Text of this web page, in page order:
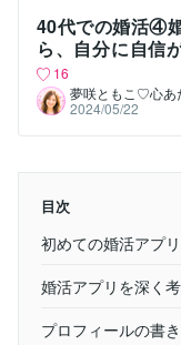
40代での婚活④
ら、自分に自信
お話し
16
夢咲ともこ♡心あ
2024/05/22
目次
初めての婚活アプ
婚活アプリを深く
プロフィールの書